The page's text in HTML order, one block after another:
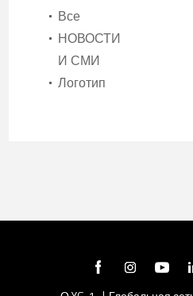
• Все
• НОВОСТИ
И СМИ
• Логотип